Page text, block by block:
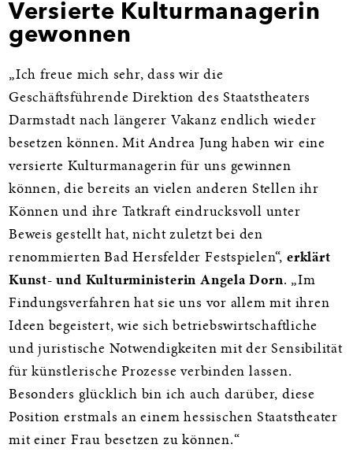
Versierte Kulturmanagerin
gewonnen
„Ich freue mich sehr, dass wir die
Geschäftsführende Direktion des Staatstheaters
Darmstadt nach längerer Vakanz endlich wieder
besetzen können. Mit Andrea Jung haben wir eine
versierte Kulturmanagerin für uns gewinnen
können, die bereits an vielen anderen Stellen ihr
Können und ihre Tatkraft eindrucksvoll unter
Beweis gestellt hat, nicht zuletzt bei den
renommierten Bad Hersfelder Festspielen“, erklärt
Kunst- und Kulturministerin Angela Dorn. „Im
Findungsverfahren hat sie uns vor allem mit ihren
Ideen begeistert, wie sich betriebswirtschaftliche
und juristische Notwendigkeiten mit der Sensibilität
für künstlerische Prozesse verbinden lassen.
Besonders glücklich bin ich auch darüber, diese
Position erstmals an einem hessischen Staatstheater
mit einer Frau besetzen zu können.“